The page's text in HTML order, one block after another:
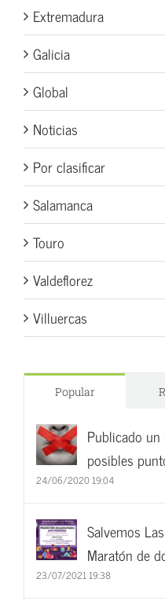
Extremadura
Galicia
Global
Noticias
Por clasificar
Salamanca
Touro
Valdeflorez
Villuercas
Popular
Publicado
posibles
24/06/2020 19:04
Salvemos
Maratón de
23/07/2021 19:38